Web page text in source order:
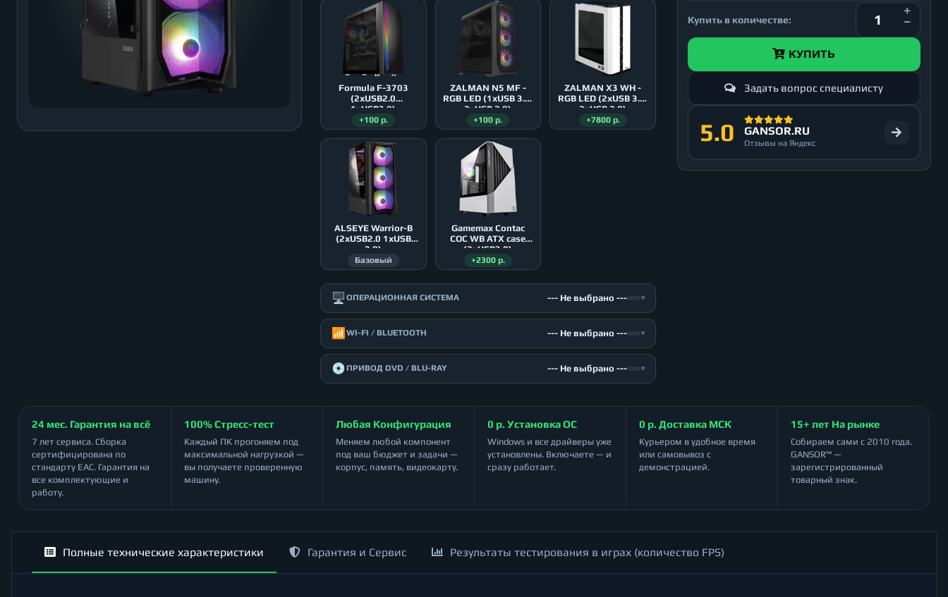
Formula F-3703
(2xUSB2.0
1xUSB3.0)
+100 р.
ZALMAN N5 MF -
RGB LED (1xUSB 3.0,
2xUSB 2.0)
+100 р.
ZALMAN X3 WH -
RGB LED (2xUSB 3.0,
2xUSB 2.0)
+7800 р.
ALSEYE Warrior-B
(2xUSB2.0 1xUSB
3.0)
Базовый
Gamemax Contac
COC WB ATX case
(2xUSB3.0)
+2300 р.
🖥️ ОПЕРАЦИОННАЯ СИСТЕМА --- Не выбрано --- ▾
📶 WI-FI / BLUETOOTH --- Не выбрано --- ▾
💿 ПРИВОД DVD / BLU-RAY --- Не выбрано --- ▾
Купить в количестве:
КУПИТЬ
Задать вопрос специалисту
5.0 GANSOR.RU
Отзывы на Яндекс
24 мес. Гарантия на всё
7 лет сервиса. Сборка
сертифицирована по
стандарту ЕАС. Гарантия на
все комплектующие и
работу.
100% Стресс-тест
Каждый ПК прогоняем под
максимальной нагрузкой —
вы получаете проверенную
машину.
Любая Конфигурация
Меняем любой компонент
под ваш бюджет и задачи —
корпус, память, видеокарту.
0 р. Установка ОС
Windows и все драйверы уже
установлены. Включаете — и
сразу работает.
0 р. Доставка МСК
Курьером в удобное время
или самовывоз с
демонстрацией.
15+ лет На рынке
Собираем сами с 2010 года.
GANSOR™ —
зарегистрированный
товарный знак.
Полные технические характеристики Гарантия и Сервис Результаты тестирования в играх (количество FPS)